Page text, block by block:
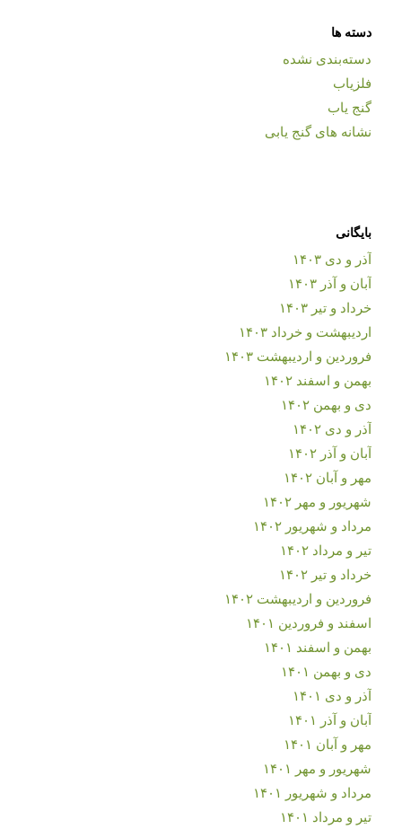
دسته ها
دسته‌بندی نشده
فلزیاب
گنج یاب
نشانه های گنج یابی
بایگانی
آذر و دی ۱۴۰۳
آبان و آذر ۱۴۰۳
خرداد و تیر ۱۴۰۳
اردیبهشت و خرداد ۱۴۰۳
فروردین و اردیبهشت ۱۴۰۳
بهمن و اسفند ۱۴۰۲
دی و بهمن ۱۴۰۲
آذر و دی ۱۴۰۲
آبان و آذر ۱۴۰۲
مهر و آبان ۱۴۰۲
شهریور و مهر ۱۴۰۲
مرداد و شهریور ۱۴۰۲
تیر و مرداد ۱۴۰۲
خرداد و تیر ۱۴۰۲
فروردین و اردیبهشت ۱۴۰۲
اسفند و فروردین ۱۴۰۱
بهمن و اسفند ۱۴۰۱
دی و بهمن ۱۴۰۱
آذر و دی ۱۴۰۱
آبان و آذر ۱۴۰۱
مهر و آبان ۱۴۰۱
شهریور و مهر ۱۴۰۱
مرداد و شهریور ۱۴۰۱
تیر و مرداد ۱۴۰۱